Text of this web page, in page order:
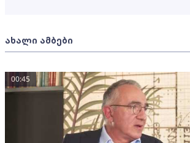
ახალი ამბები
00:45